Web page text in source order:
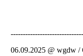
06.09.2025 @ wgdw /